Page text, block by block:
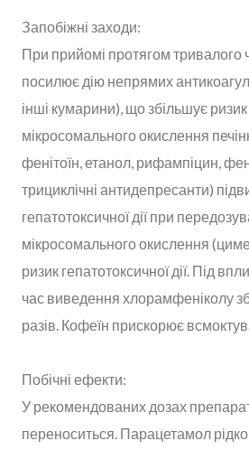
Запобіжні заходи:
При прийомі протягом тривалого
посилює дію непрямих
інші кумарини), що збільшує ризик
мікросомального окислення
фенітоїн, етанол, рифампіцин,
трициклічні антидепресанти)
гепатотоксичної дії при
мікросомального окислення
ризик гепатотоксичної дії. Під
час виведення хлорамфеніколу
разів. Кофеїн прискорює
Побічні ефекти:
У рекомендованих дозах
переноситься. Парацетамол рідко